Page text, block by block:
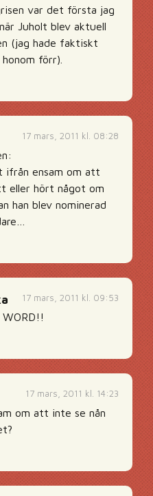
var det första jag
Juholt blev aktuell
(jag hade faktiskt
förr).
17 mars, 2011 kl. 08:28
ifrån ensam om att
eller hört något om
han blev nominerad
17 mars, 2011 kl. 09:53
17 mars, 2011 kl. 14:23
om att inte se nån